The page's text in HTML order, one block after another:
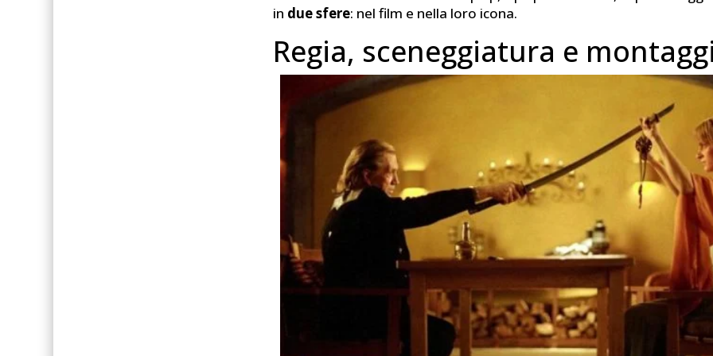
in due sfere: nel film e nella loro icona.
Regia, sceneggiatura e